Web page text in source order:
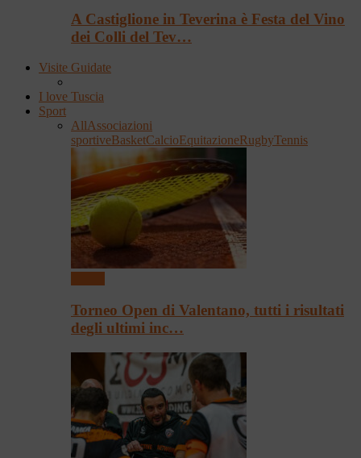
A Castiglione in Teverina è Festa del Vino
dei Colli del Tev…
Visite Guidate
I love Tuscia
Sport
AllAssociazioni
sportiveBasketCalcioEquitazioneRugbyTennis
Torneo Open di Valentano, tutti i risultati
degli ultimi inc…